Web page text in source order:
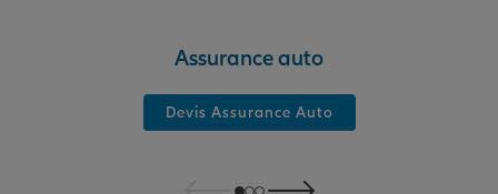
Assurance auto
Devis Assurance Auto